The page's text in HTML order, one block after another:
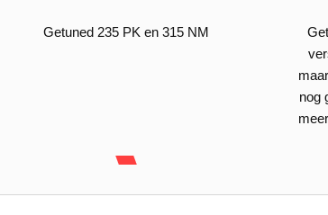
Getuned 235 PK en 315 NM
nog